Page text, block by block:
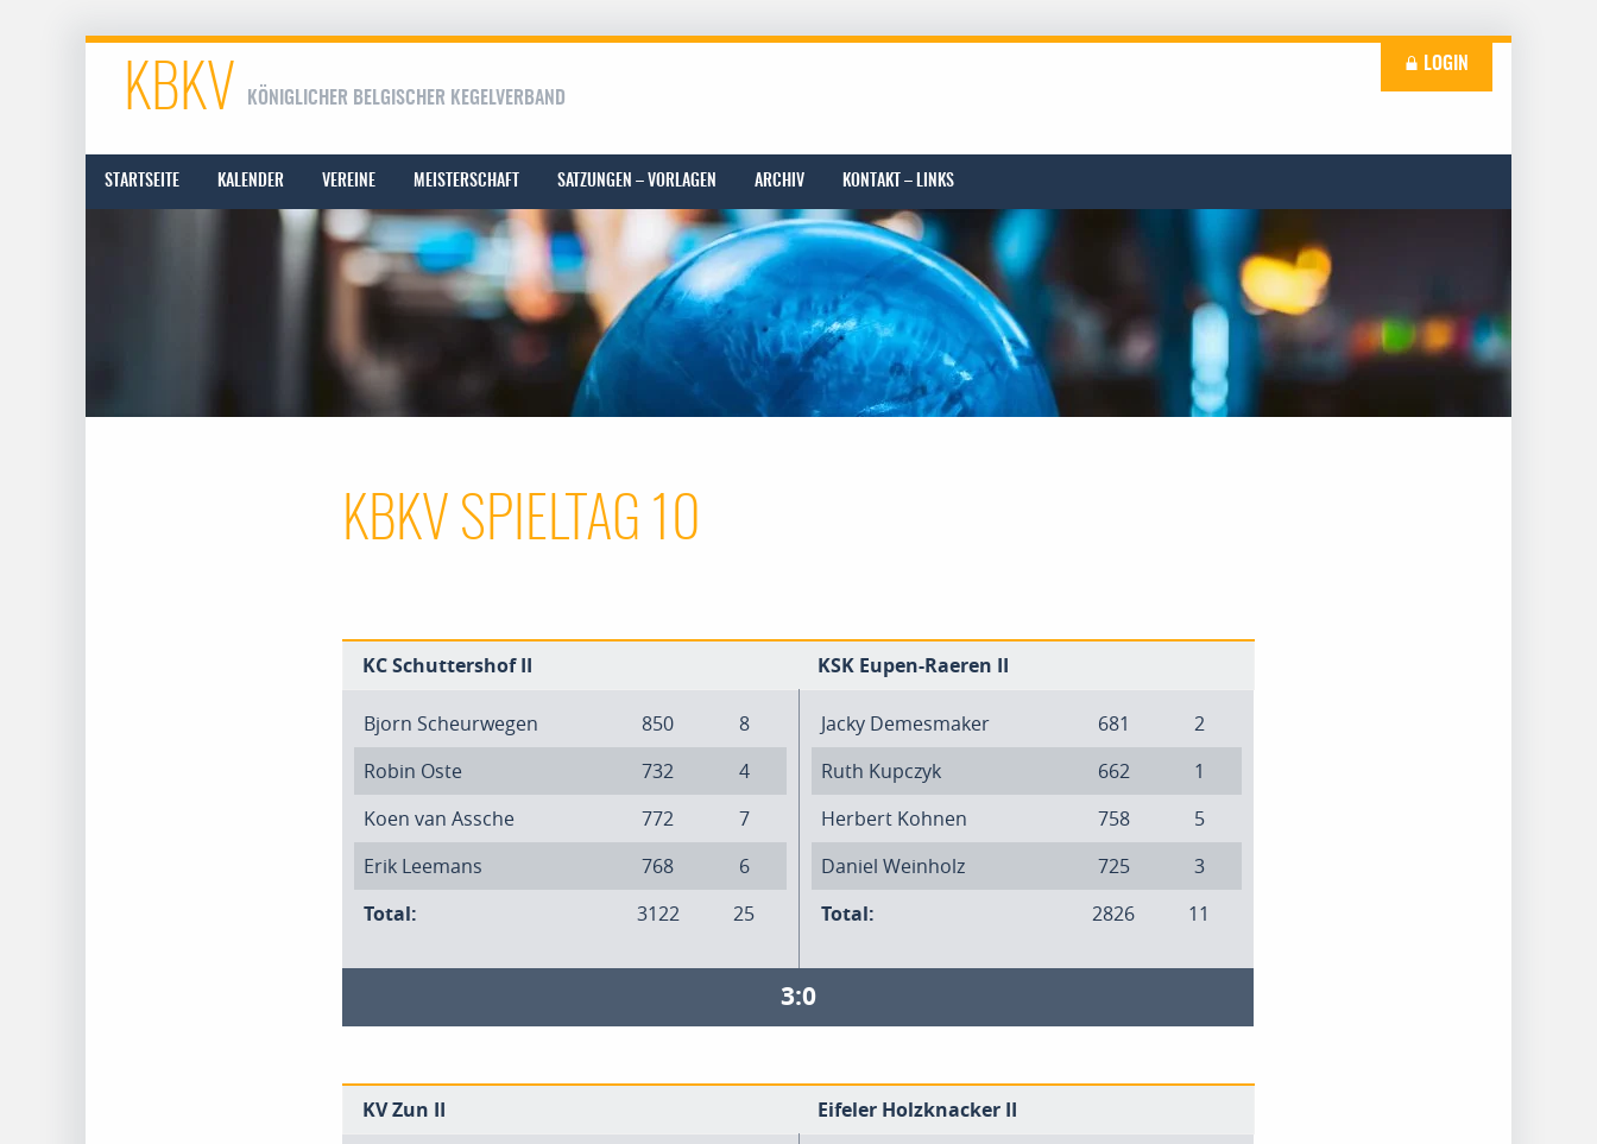
KBKV KÖNIGLICHER BELGISCHER KEGELVERBAND
LOGIN
STARTSEITE KALENDER VEREINE MEISTERSCHAFT SATZUNGEN – VORLAGEN ARCHIV KONTAKT – LINKS
KBKV SPIELTAG 10
KC Schuttershof II KSK Eupen-Raeren II
Bjorn Scheurwegen 850
8
Robin Oste
732
4
Koen van Assche
772
7
Erik Leemans
768
6
Total:
3122 25
Jacky Demesmaker 681
2
Ruth Kupczyk
662
1
Herbert Kohnen
758
5
Daniel Weinholz
725
3
Total:
2826 11
3:0
KV Zun II Eifeler Holzknacker II